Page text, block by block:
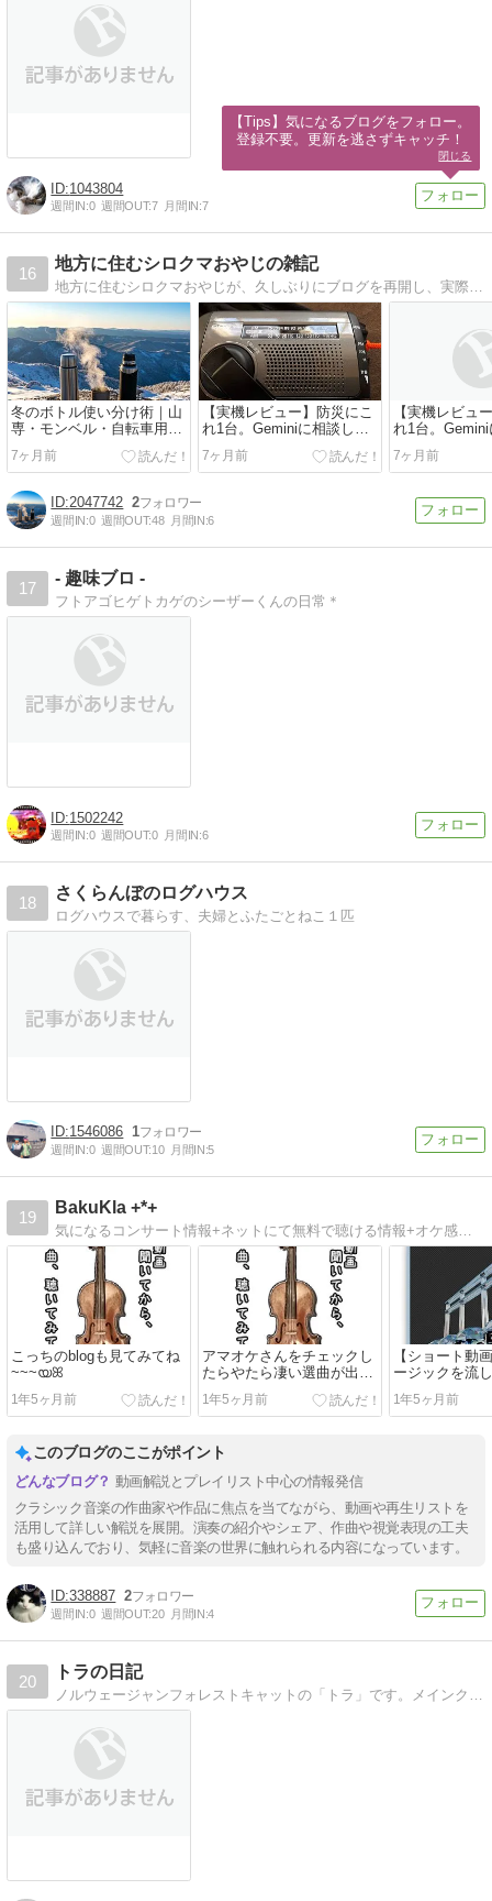
1043804
週間IN:0 週間OUT:7 月間IN:7
16
地方に住むシロクマおやじの雑記
地方に住むシロクマおやじが、久しぶりにブログを再開し、実際に使っている物を紹介。使っていない物は紹介していない。ほか雑感など綴って行く予定です。ら
冬のボトル使い分け術｜山
専・モンベル・自転車用を
シーンで割り切る24枚の記
録
7ヶ月前
【実機レビュー】防災にこ
れ1台。Geminiに相談して
選んだ「後悔しない防災ラ
ジオ」の正体
7ヶ月前
【実機レビュ
れ1台。
選んだ「後悔
ジオ」の正体
7ヶ月前
2047742 2
週間IN:0 週間OUT:48 月間IN:6
17
- 趣味ブロ -
フトアゴヒゲトカゲのシーザーくんの日常＊
1502242
週間IN:0 週間OUT:0 月間IN:6
18
さくらんぼのログハウス
ログハウスで暮らす、夫婦とふたごとねこ１匹
1546086 1
週間IN:0 週間OUT:10 月間IN:5
19
BakuKla +*+
気になるコンサート情報+ネットにて無料で聴ける情報+オケ感想+猫+100均その他モロモロ感想ブログ*
こっちのblogも見てみてね
~~~യꕤ
1年5ヶ月前
アマオケさんをチェックし
たらやたら凄い選曲が出て
来たので、まとめ感想動画
にしました♪
1年5ヶ月前
【ショート動
ージックを流
る動画完結し
(メンデルスゾ
1年5ヶ月前
このブログのここがポイント
動画解説とプレイリスト中心の情報発信
クラシック音楽の作曲家や作品に焦点を当てながら、動画や再生リストを
活用して詳しい解説を展開。演奏の紹介やシェア、作曲や視覚表現の工夫
も盛り込んでおり、気軽に音楽の世界に触れられる内容になっています。
338887 2
週間IN:0 週間OUT:20 月間IN:4
20
トラの日記
ノルウェージャンフォレストキャットの「トラ」です。メインクイーン＆サイベリアンも混じってる雑種にゃ！2010年8月産まれ♂普段の日常を撮りたくて、いわゆるVlogのような感じの動画です。
【Tips】気になるブログをフォロー。
登録不要。更新を逃さずキャッチ！
閉じる